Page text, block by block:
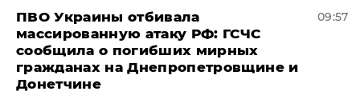
ПВО Украины отбивала
массированную атаку РФ: ГСЧС
сообщила о погибших мирных
гражданах на Днепропетровщине и
Донетчине
09:57